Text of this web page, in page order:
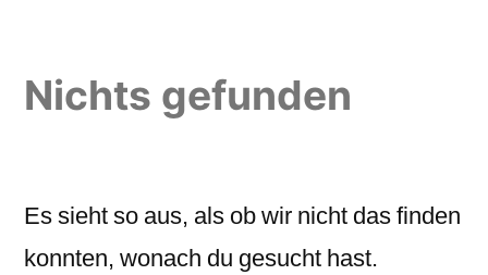
springen
Nichts gefunden
Es sieht so aus, als ob wir nicht das finden
konnten, wonach du gesucht hast.